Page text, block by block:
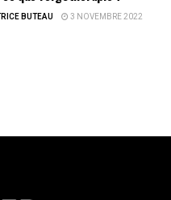
BUTEAU 3 NOVEMBRE 2022